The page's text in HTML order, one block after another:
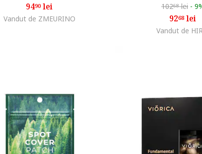
9490lei
Vandut de ZMEURINO
10268lei -
9268 lei
Vandut de